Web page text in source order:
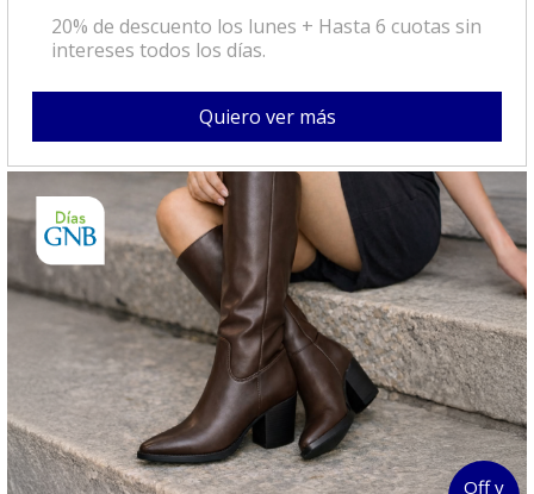
20% de descuento los lunes + Hasta 6 cuotas sin
intereses todos los días.
Quiero ver más
Off y